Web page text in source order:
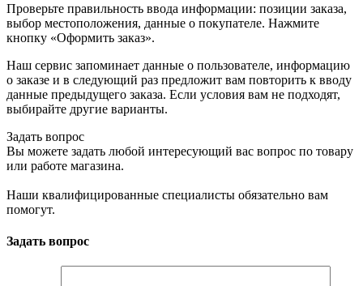
Проверьте правильность ввода информации: позиции заказа,
выбор местоположения, данные о покупателе. Нажмите
кнопку «Оформить заказ».
Наш сервис запоминает данные о пользователе, информацию
о заказе и в следующий раз предложит вам повторить к вводу
данные предыдущего заказа. Если условия вам не подходят,
выбирайте другие варианты.
Задать вопрос
Вы можете задать любой интересующий вас вопрос по товару
или работе магазина.
Наши квалифицированные специалисты обязательно вам
помогут.
Задать вопрос